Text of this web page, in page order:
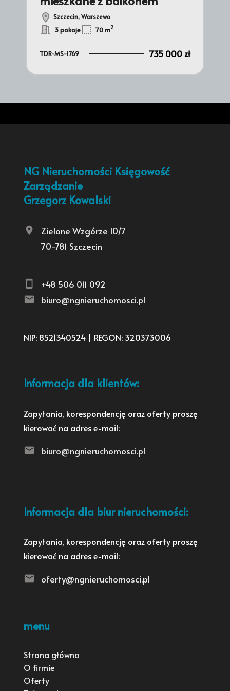
Szczecin, Warszewo
3 pokoje 70 m2
TDR-MS-1769 735 000 zł
NG Nieruchomości Księgowość
Zarządzanie
Grzegorz Kowalski
Zielone Wzgórze 10/7
70-781 Szczecin
+48 506 011 092
biuro@ngnieruchomosci.pl
NIP: 8521340524 | REGON: 320373006
Informacja dla klientów:
Zapytania, korespondencję oraz oferty proszę
kierować na adres e-mail:
biuro@ngnieruchomosci.pl
Informacja dla biur nieruchomości:
Zapytania, korespondencję oraz oferty proszę
kierować na adres e-mail:
oferty@ngnieruchomosci.pl
menu
Strona główna
O firmie
Oferty